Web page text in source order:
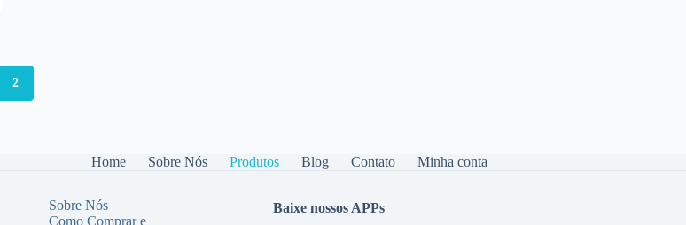
2
Home Sobre Nós Produtos Blog Contato
Minha conta
Sobre Nós
Como Comprar e
Baixe nossos APPs